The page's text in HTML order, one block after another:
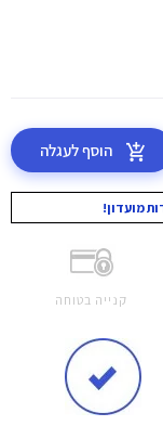
הוסף לעגלה
קנייה בטוחה